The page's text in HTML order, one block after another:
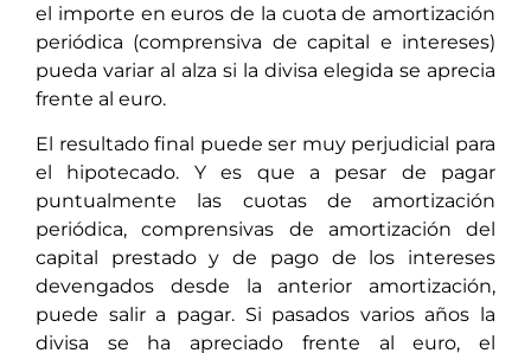
el importe en euros de la cuota de amortización
periódica (comprensiva de capital e intereses)
pueda variar al alza si la divisa elegida se aprecia
frente al euro.
El resultado final puede ser muy perjudicial para
el hipotecado. Y es que a pesar de pagar
puntualmente las cuotas de amortización
periódica, comprensivas de amortización del
capital prestado y de pago de los intereses
devengados desde la anterior amortización,
puede salir a pagar. Si pasados varios años la
divisa se ha apreciado frente al euro, el